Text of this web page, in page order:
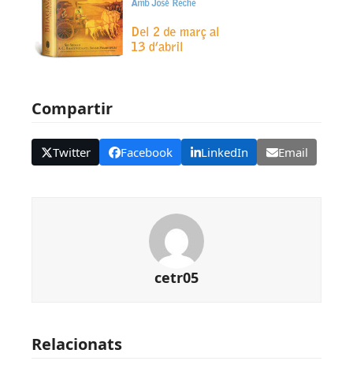
Compartir
Twitter Facebook LinkedIn Email
cetr05
Relacionats